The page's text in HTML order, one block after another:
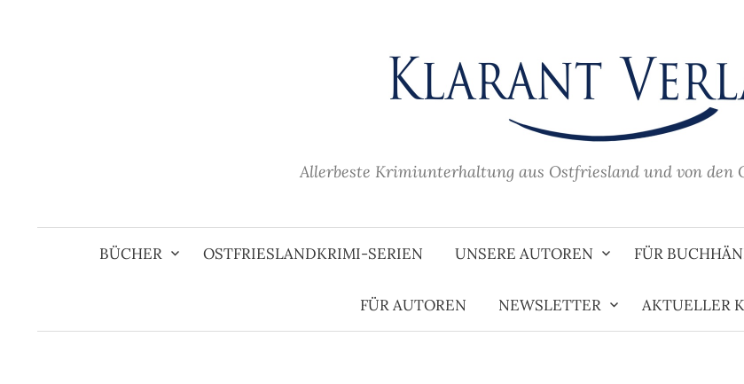
Allerbeste Krimiunterhaltung aus Ostfriesland und von den
BÜCHER OSTFRIESLANDKRIMI-SERIEN UNSERE AUTOREN FÜR
FÜR AUTOREN NEWSLETTER AKTUELLER